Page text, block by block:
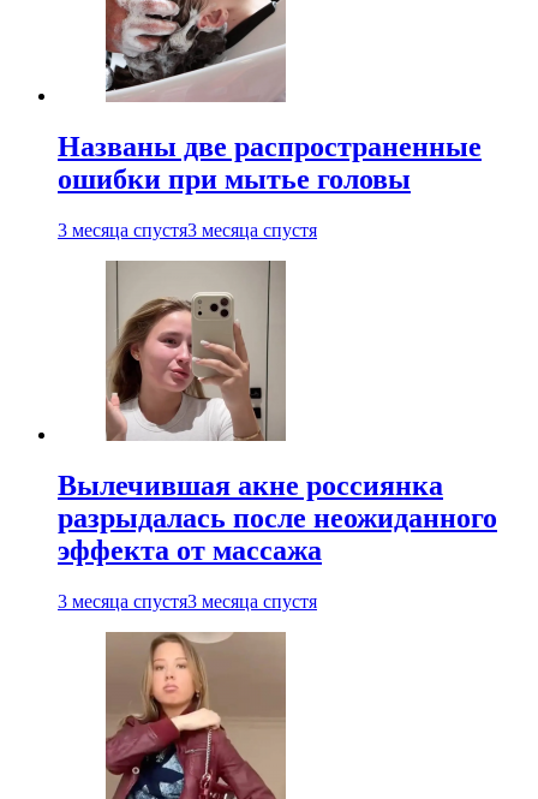
Названы две распространенные
ошибки при мытье головы
3 месяца спустя3 месяца спустя
Вылечившая акне россиянка
разрыдалась после неожиданного
эффекта от массажа
3 месяца спустя3 месяца спустя